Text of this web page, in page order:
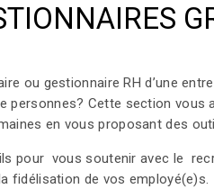
ou gestionnaire RH d’une
personnes? Cette section vous
en vous proposant des
pour vous soutenir avec le
fidélisation de vos employé(e)s.